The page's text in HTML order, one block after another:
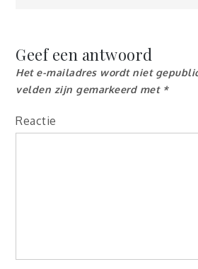
Geef een antwoord
Het e-mailadres wordt niet
velden zijn gemarkeerd met *
Reactie